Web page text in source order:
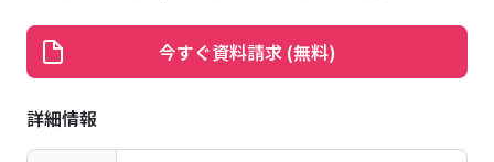
今すぐ資料請求 (無料)
詳細情報